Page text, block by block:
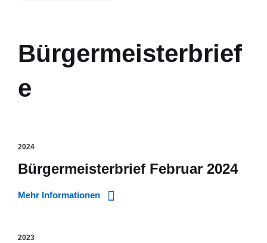
Bürgermeisterbrief
e
2024
Bürgermeisterbrief Februar 2024
Mehr Informationen
2023